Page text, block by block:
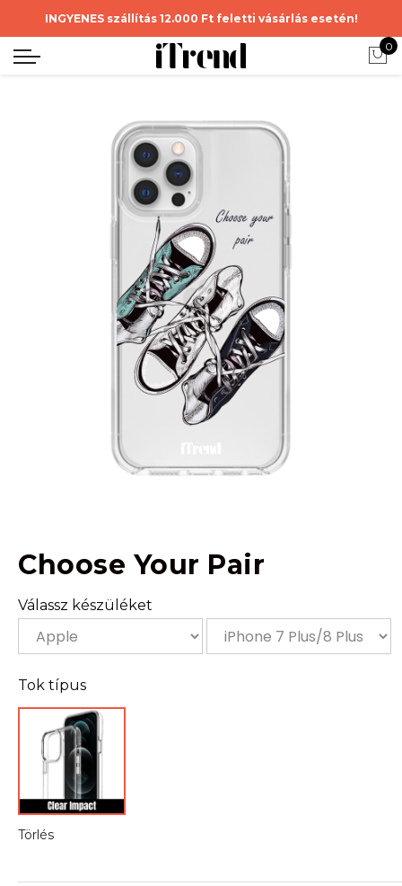
INGYENES szállítás 12.000 Ft feletti vásárlás esetén!
0
Choose Your Pair
Válassz készüléket
Tok típus
Törlés